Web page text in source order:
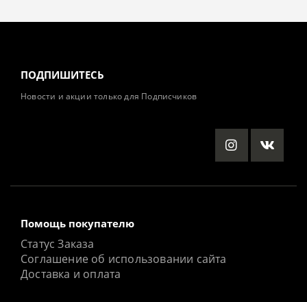
ПОДПИШИТЕСЬ
Новости и акции только для Подписчиков
Помощь покупателю
Статус Заказа
Соглашение об использовании сайта
Доставка и оплата